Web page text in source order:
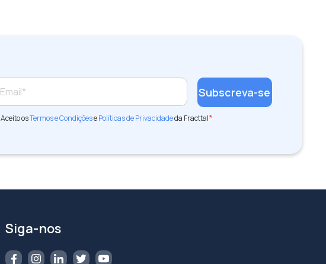
Aceito osTermos e CondiçõesePolíticas de Privacidadeda Fracttal*
Siga-nos